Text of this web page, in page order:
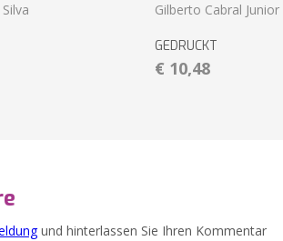
Gilberto Cabral Junior
GEDRUCKT
€ 10,48
und hinterlassen Sie Ihren Kommentar